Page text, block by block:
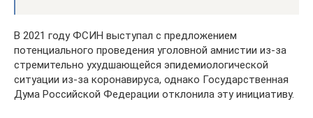
В 2021 году ФСИН выступал с предложением
потенциального проведения уголовной амнистии из-за
стремительно ухудшающейся эпидемиологической
ситуации из-за коронавируса, однако Государственная
Дума Российской Федерации отклонила эту инициативу.